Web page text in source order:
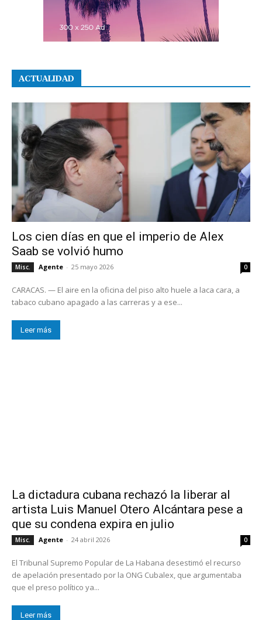
ACTUALIDAD
Los cien días en que el imperio de Alex
Saab se volvió humo
Misc. Agente - 25 mayo 2026 0
CARACAS. — El aire en la oficina del piso alto huele a laca cara, a
tabaco cubano apagado a las carreras y a ese...
Leer más
La dictadura cubana rechazó la liberar al
artista Luis Manuel Otero Alcántara pese a
que su condena expira en julio
Misc. Agente - 24 abril 2026 0
El Tribunal Supremo Popular de La Habana desestimó el recurso
de apelación presentado por la ONG Cubalex, que argumentaba
que el preso político ya...
Leer más